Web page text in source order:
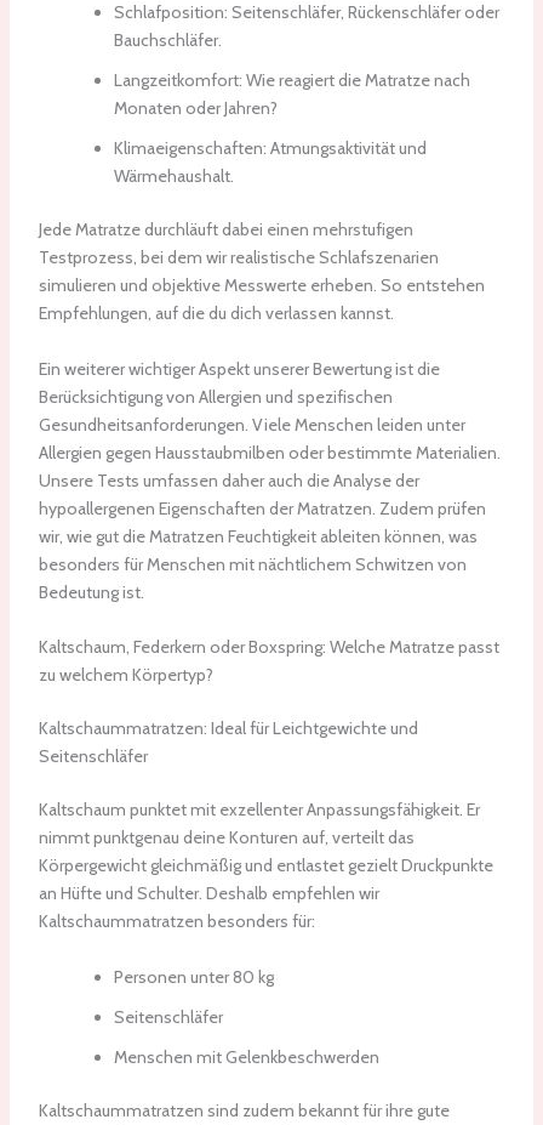
Schlafposition: Seitenschläfer, Rückenschläfer oder
Bauchschläfer.
Langzeitkomfort: Wie reagiert die Matratze nach
Monaten oder Jahren?
Klimaeigenschaften: Atmungsaktivität und
Wärmehaushalt.
Jede Matratze durchläuft dabei einen mehrstufigen
Testprozess, bei dem wir realistische Schlafszenarien
simulieren und objektive Messwerte erheben. So entstehen
Empfehlungen, auf die du dich verlassen kannst.
Ein weiterer wichtiger Aspekt unserer Bewertung ist die
Berücksichtigung von Allergien und spezifischen
Gesundheitsanforderungen. Viele Menschen leiden unter
Allergien gegen Hausstaubmilben oder bestimmte Materialien.
Unsere Tests umfassen daher auch die Analyse der
hypoallergenen Eigenschaften der Matratzen. Zudem prüfen
wir, wie gut die Matratzen Feuchtigkeit ableiten können, was
besonders für Menschen mit nächtlichem Schwitzen von
Bedeutung ist.
Kaltschaum, Federkern oder Boxspring: Welche Matratze passt
zu welchem Körpertyp?
Kaltschaummatratzen: Ideal für Leichtgewichte und
Seitenschläfer
Kaltschaum punktet mit exzellenter Anpassungsfähigkeit. Er
nimmt punktgenau deine Konturen auf, verteilt das
Körpergewicht gleichmäßig und entlastet gezielt Druckpunkte
an Hüfte und Schulter. Deshalb empfehlen wir
Kaltschaummatratzen besonders für:
Personen unter 80 kg
Seitenschläfer
Menschen mit Gelenkbeschwerden
Kaltschaummatratzen sind zudem bekannt für ihre gute